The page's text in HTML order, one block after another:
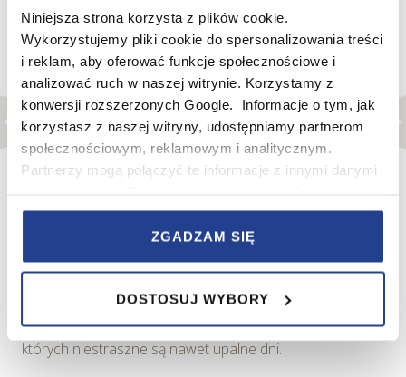
Niniejsza strona korzysta z plików cookie.
Wykorzystujemy pliki cookie do spersonalizowania treści
i reklam, aby oferować funkcje społecznościowe i
analizować ruch w naszej witrynie. Korzystamy z
konwersji rozszerzonych Google. Informacje o tym, jak
korzystasz z naszej witryny, udostępniamy partnerom
społecznościowym, reklamowym i analitycznym.
Partnerzy mogą połączyć te informacje z innymi danymi
korzystania z ich usług.
zapewnienia prawidłowego działania Serwisu,
zapamiętania wybranych przez użytkownika ustawień i
wszelkich wyborów dokonywanych w Serwisie, poprawy
wydajności Serwisu, zbierania informacji o tym, w jaki
ZGADZAM SIĘ
DOSTOSUJ WYBORY
Tereny zielone
Poznań zachwyci tych, którzy oczekują od miasta
spędzić czas z najbliższymi. Nie brakuje tu skwerów i
parków, a w nich licznych sadzawek czy fontann, przy
których niestraszne są nawet upalne dni.